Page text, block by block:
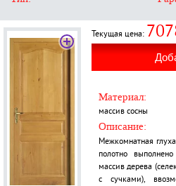
Текущая цена:
Материал:
массив сосны
Описание:
Межкомнатная
полотно
массив дерева
с сучками),